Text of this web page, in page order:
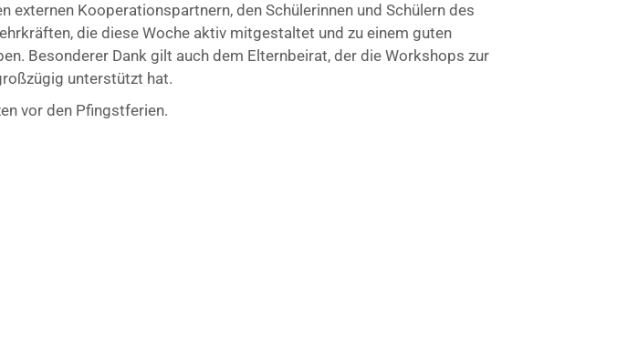
externen Kooperationspartnern, den Schülerinnen und Schülern des
die diese Woche aktiv mitgestaltet und zu einem guten
Besonderer Dank gilt auch dem Elternbeirat, der die Workshops zur
unterstützt hat.
vor den Pfingstferien.